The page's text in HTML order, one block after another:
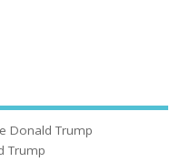
Donald Trump
Trump